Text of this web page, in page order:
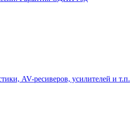
AV-ресиверов, усилителей и т.п.